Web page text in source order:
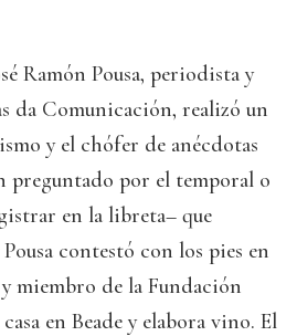
Ramón Pousa, periodista y
da Comunicación, realizó un
y el chófer de anécdotas
preguntado por el temporal o
en la libreta– que
contestó con los pies en
miembro de la Fundación
en Beade y elabora vino. El